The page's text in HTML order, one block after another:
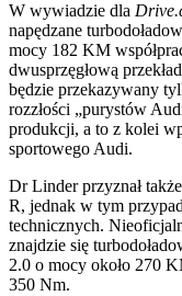
W wywiadzie dla
napędzane
mocy 182 KM
dwusprzęgłową
będzie przekazywany
rozzłości „purystów
produkcji, a to z kolei
sportowego Audi.
Dr Linder przyznał
R, jednak w tym
technicznych.
znajdzie się
2.0 o mocy około 270
350 Nm.